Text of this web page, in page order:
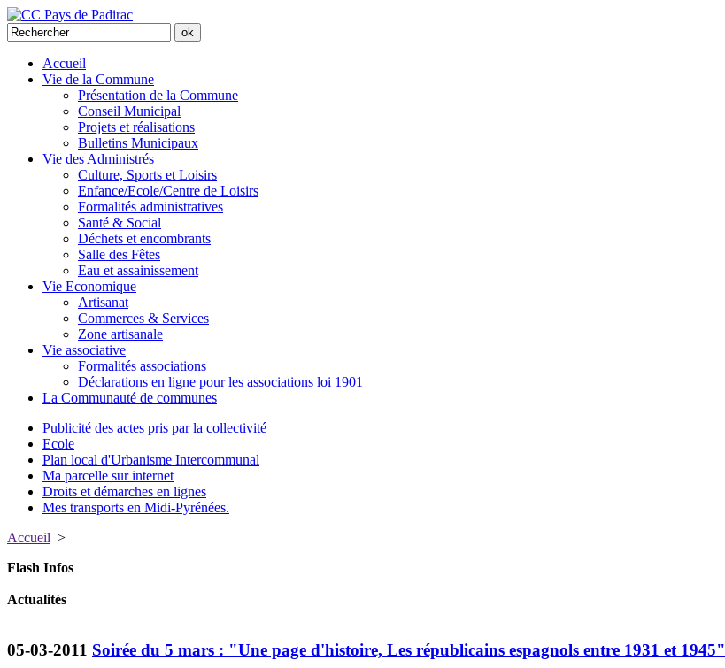
Accueil
Vie de la Commune
Présentation de la Commune
Conseil Municipal
Projets et réalisations
Bulletins Municipaux
Vie des Administrés
Culture, Sports et Loisirs
Enfance/Ecole/Centre de Loisirs
Formalités administratives
Santé & Social
Déchets et encombrants
Salle des Fêtes
Eau et assainissement
Vie Economique
Artisanat
Commerces & Services
Zone artisanale
Vie associative
Formalités associations
Déclarations en ligne pour les associations loi 1901
La Communauté de communes
Publicité des actes pris par la collectivité
Ecole
Plan local d'Urbanisme Intercommunal
Ma parcelle sur internet
Droits et démarches en lignes
Mes transports en Midi-Pyrénées.
Accueil >
Flash Infos
Actualités
05-03-2011 Soirée du 5 mars : "Une page d'histoire, Les républicains espagnols entre 1931 et 1945"